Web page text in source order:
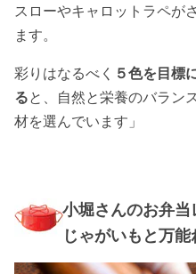
スローやキャロットラペが
ます。
彩りはなるべく ５色を目標
ると、自然と栄養のバラン
材を選んでいます」
小堀さんのお弁当
じゃがいもと万